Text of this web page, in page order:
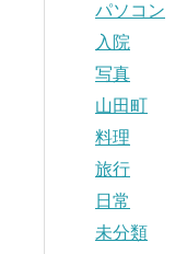
パソコン
入院
写真
山田町
料理
旅行
日常
未分類